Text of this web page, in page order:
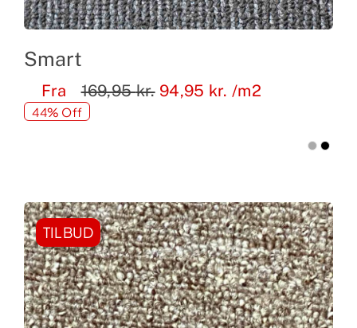
Smart
Fra 169,95kr. 94,95 kr. /m2
44% Off
TILBUD